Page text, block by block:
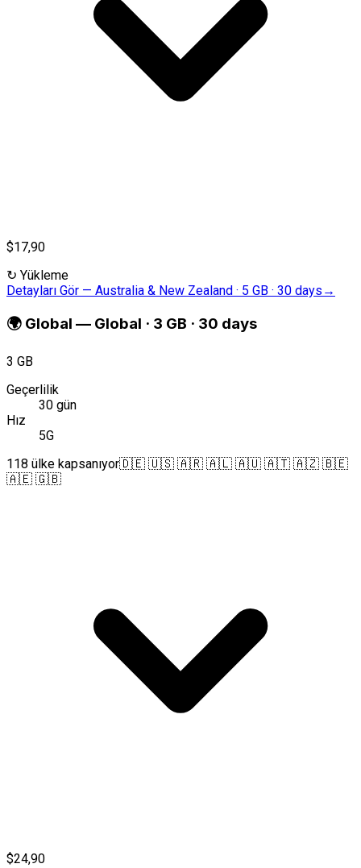
$17,90
↻ Yükleme
Detayları Gör — Australia & New Zealand · 5 GB · 30 days →
🌍 Global — Global · 3 GB · 30 days
3 GB
Geçerlilik
30 gün
Hız
5G
118 ülke kapsanıyor🇩🇪 🇺🇸 🇦🇷 🇦🇱 🇦🇺 🇦🇹 🇦🇿 🇧🇪
🇦🇪 🇬🇧
$24,90